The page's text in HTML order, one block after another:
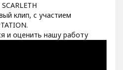
клип, с участием
и оценить нашу работу